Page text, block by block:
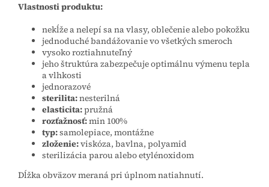
Vlastnosti produktu:
nekĺže a nelepí sa na vlasy, oblečenie alebo pokožku
jednoduché bandážovanie vo všetkých smeroch
vysoko roztiahnuteľný
jeho štruktúra zabezpečuje optimálnu výmenu tepla
a vlhkosti
jednorazové
sterilita:nesterilná
elasticita:pružná
rozťažnosť:min 100%
typ:samolepiace, montážne
zloženie:viskóza, bavlna, polyamid
sterilizácia parou alebo etylénoxidom
Dĺžka obväzov meraná pri úplnom natiahnutí.